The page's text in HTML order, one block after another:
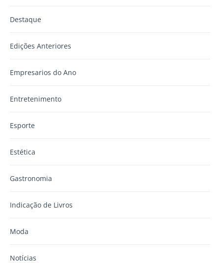
Destaque
Edições Anteriores
Empresarios do Ano
Entretenimento
Esporte
Estética
Gastronomia
Indicação de Livros
Moda
Notícias